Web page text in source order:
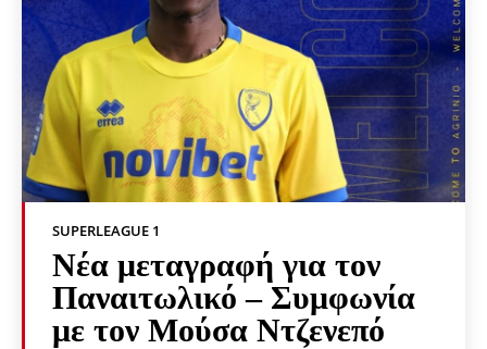
SUPERLEAGUE 1
Νέα μεταγραφή για τον
Παναιτωλικό – Συμφωνία
με τον Μούσα Ντζενεπό